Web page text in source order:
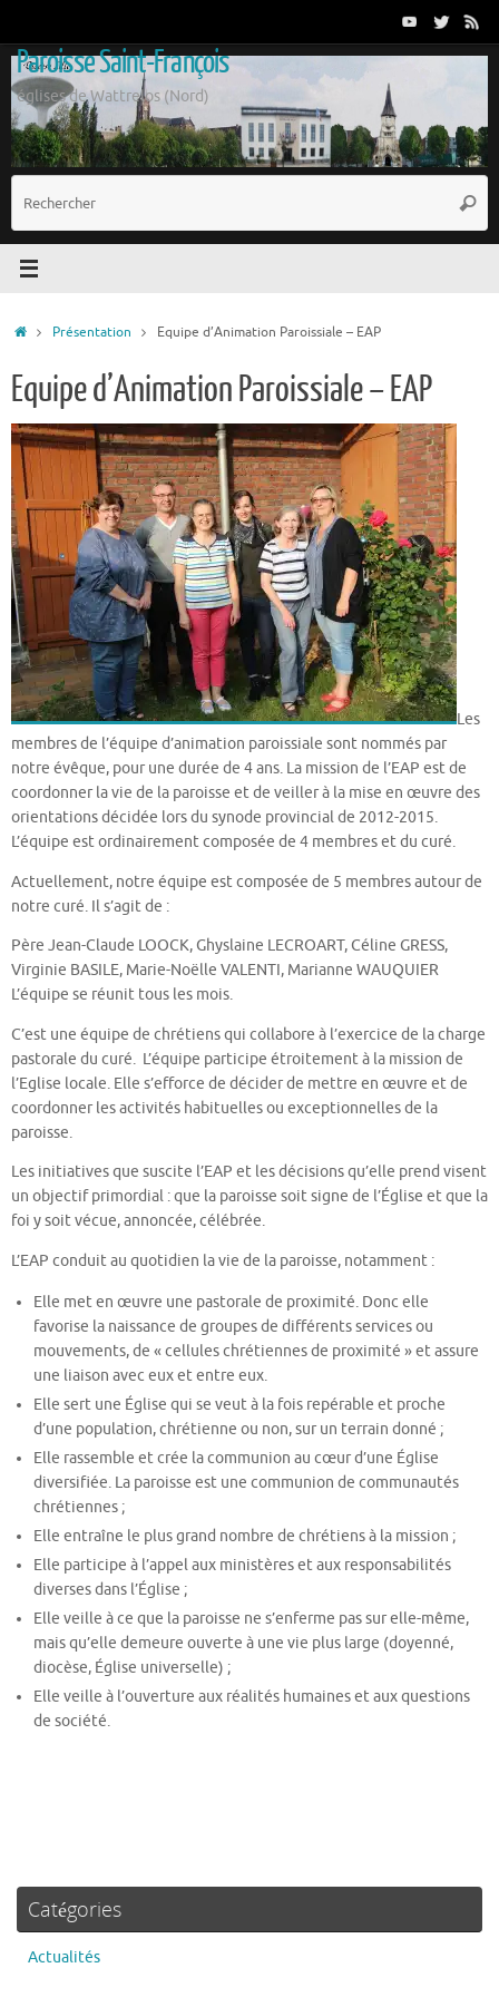
contenu
Paroisse Saint-François
églises de Wattrelos (Nord)
:
AccueilPrésentation Equipe d’Animation Paroissiale – EAP
Equipe d’Animation Paroissiale – EAP
Les
membres de l’équipe d’animation paroissiale sont nommés par
notre évêque, pour une durée de 4 ans. La mission de l’EAP est de
coordonner la vie de la paroisse et de veiller à la mise en œuvre des
orientations décidée lors du synode provincial de 2012-2015.
L’équipe est ordinairement composée de 4 membres et du curé.
Actuellement, notre équipe est composée de 5 membres autour de
notre curé. Il s’agit de :
Père Jean-Claude LOOCK, Ghyslaine LECROART, Céline GRESS,
Virginie BASILE, Marie-Noëlle VALENTI, Marianne WAUQUIER
L’équipe se réunit tous les mois.
C’est une équipe de chrétiens qui collabore à l’exercice de la charge
pastorale du curé. L’équipe participe étroitement à la mission de
l’Eglise locale. Elle s’efforce de décider de mettre en œuvre et de
coordonner les activités habituelles ou exceptionnelles de la
paroisse.
Les initiatives que suscite l’EAP et les décisions qu’elle prend visent
un objectif primordial : que la paroisse soit signe de l’Église et que la
foi y soit vécue, annoncée, célébrée.
L’EAP conduit au quotidien la vie de la paroisse, notamment :
Elle met en œuvre une pastorale de proximité. Donc elle
favorise la naissance de groupes de différents services ou
mouvements, de « cellules chrétiennes de proximité » et assure
une liaison avec eux et entre eux.
Elle sert une Église qui se veut à la fois repérable et proche
d’une population, chrétienne ou non, sur un terrain donné ;
Elle rassemble et crée la communion au cœur d’une Église
diversifiée. La paroisse est une communion de communautés
chrétiennes ;
Elle entraîne le plus grand nombre de chrétiens à la mission ;
Elle participe à l’appel aux ministères et aux responsabilités
diverses dans l’Église ;
Elle veille à ce que la paroisse ne s’enferme pas sur elle-même,
mais qu’elle demeure ouverte à une vie plus large (doyenné,
diocèse, Église universelle) ;
Elle veille à l’ouverture aux réalités humaines et aux questions
de société.
Catégories
Actualités